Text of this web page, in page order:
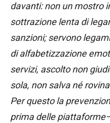
davanti: non un mostro
sottrazione lenta di
sanzioni; servono
di alfabetizzazione
servizi, ascolto non
sola, non salva né
Per questo la
prima delle